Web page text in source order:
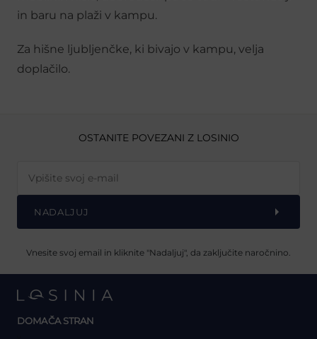
in baru na plaži v kampu.
Za hišne ljubljenčke, ki bivajo v kampu, velja
doplačilo.
OSTANITE POVEZANI Z LOSINIO
NADALJUJ
Vnesite svoj email in kliknite "Nadaljuj", da zaključite naročnino.
DOMAČA STRAN